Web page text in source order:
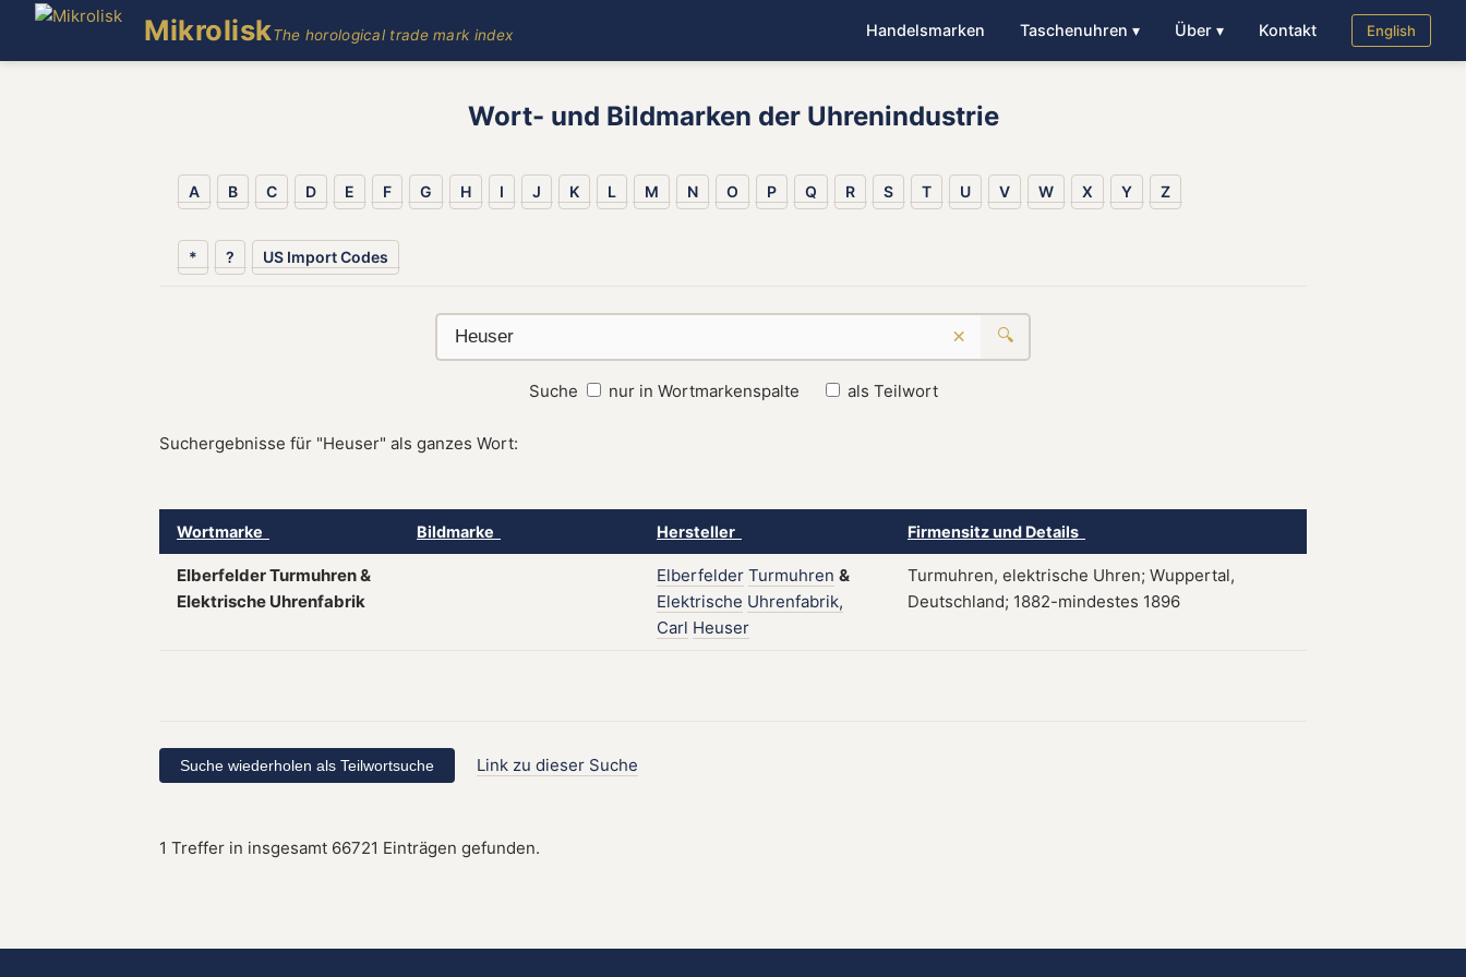
MikroliskThe horological trade mark index Handelsmarken Taschenuhren ▾ Über ▾ Kontakt English
Wort- und Bildmarken der Uhrenindustrie
A B C D E F G H I J K L M N O P Q R S T U V W X Y Z
* ? US Import Codes
× 🔍
Suche nur in Wortmarkenspalte als Teilwort
Suchergebnisse für "Heuser" als ganzes Wort:
Wortmarke Bildmarke Hersteller Firmensitz und Details
Elberfelder Turmuhren &
Elektrische Uhrenfabrik
Elberfelder Turmuhren &
Elektrische Uhrenfabrik,
Carl Heuser
Turmuhren, elektrische Uhren; Wuppertal,
Deutschland; 1882-mindestes 1896
Link zu dieser Suche
1 Treffer in insgesamt 66721 Einträgen gefunden.